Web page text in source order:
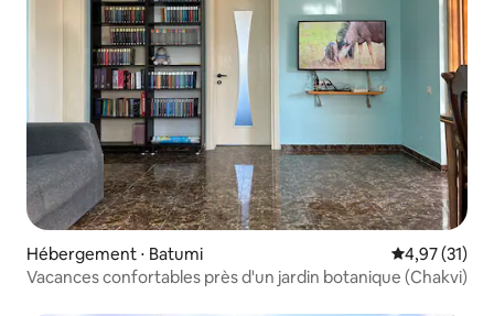
Hébergement ⋅ Batumi Évaluation
4,97 (31)
Vacances confortables près d'un jardin botanique (Chakvi)